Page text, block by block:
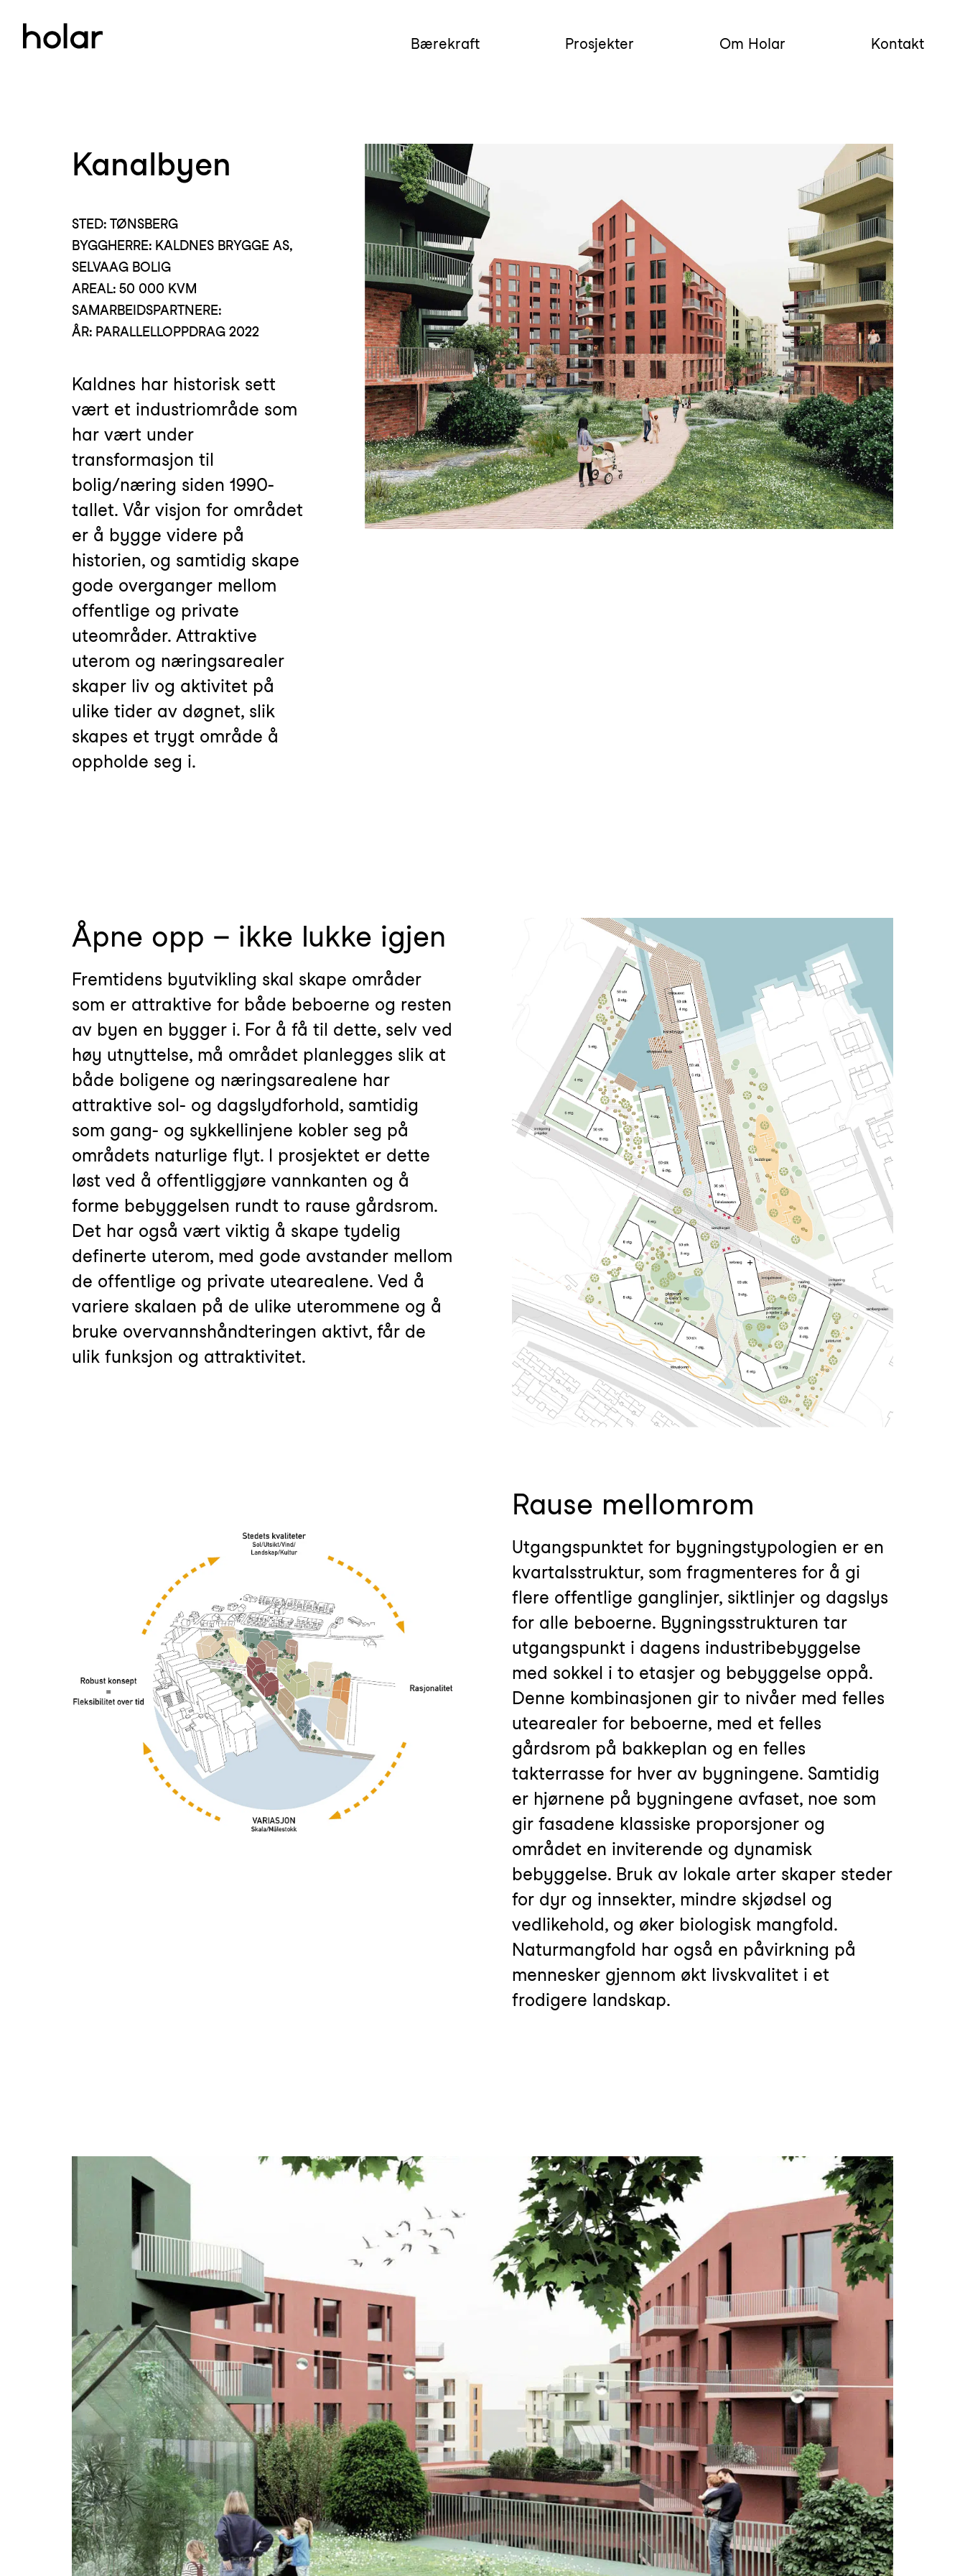
Bærekraft Prosjekter Om Holar Kontakt
Kanalbyen
STED: TØNSBERG
BYGGHERRE: KALDNES BRYGGE AS,
SELVAAG BOLIG
AREAL: 50 000 KVM
SAMARBEIDSPARTNERE:
ÅR: PARALLELLOPPDRAG 2022
Kaldnes har historisk sett
vært et industriområde som
har vært under
transformasjon til
bolig/næring siden 1990-
tallet. Vår visjon for området
er å bygge videre på
historien, og samtidig skape
gode overganger mellom
offentlige og private
uteområder. Attraktive
uterom og næringsarealer
skaper liv og aktivitet på
ulike tider av døgnet, slik
skapes et trygt område å
oppholde seg i.
Åpne opp – ikke lukke igjen
Fremtidens byutvikling skal skape områder
som er attraktive for både beboerne og resten
av byen en bygger i. For å få til dette, selv ved
høy utnyttelse, må området planlegges slik at
både boligene og næringsarealene har
attraktive sol- og dagslydforhold, samtidig
som gang- og sykkellinjene kobler seg på
områdets naturlige flyt. I prosjektet er dette
løst ved å offentliggjøre vannkanten og å
forme bebyggelsen rundt to rause gårdsrom.
Det har også vært viktig å skape tydelig
definerte uterom, med gode avstander mellom
de offentlige og private utearealene. Ved å
variere skalaen på de ulike uterommene og å
bruke overvannshåndteringen aktivt, får de
ulik funksjon og attraktivitet.
Rause mellomrom
Utgangspunktet for bygningstypologien er en
kvartalsstruktur, som fragmenteres for å gi
flere offentlige ganglinjer, siktlinjer og dagslys
for alle beboerne. Bygningsstrukturen tar
utgangspunkt i dagens industribebyggelse
med sokkel i to etasjer og bebyggelse oppå.
Denne kombinasjonen gir to nivåer med felles
utearealer for beboerne, med et felles
gårdsrom på bakkeplan og en felles
takterrasse for hver av bygningene. Samtidig
er hjørnene på bygningene avfaset, noe som
gir fasadene klassiske proporsjoner og
området en inviterende og dynamisk
bebyggelse. Bruk av lokale arter skaper steder
for dyr og innsekter, mindre skjødsel og
vedlikehold, og øker biologisk mangfold.
Naturmangfold har også en påvirkning på
mennesker gjennom økt livskvalitet i et
frodigere landskap.